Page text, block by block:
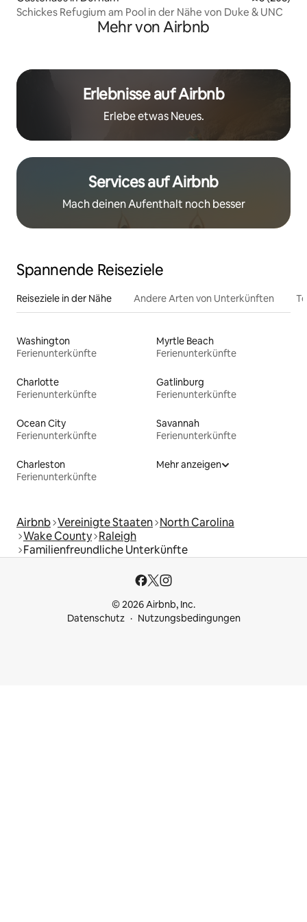
Schickes Refugium am Pool in der Nähe von Duke & UNC
Mehr von Airbnb
Erlebnisse auf Airbnb
Erlebe etwas Neues.
Services auf Airbnb
Mach deinen Aufenthalt noch besser
Spannende Reiseziele
Reiseziele in der Nähe Andere Arten von Unterkünften
Washington
Ferienunterkünfte
Myrtle Beach
Ferienunterkünfte
Charlotte
Ferienunterkünfte
Gatlinburg
Ferienunterkünfte
Ocean City
Ferienunterkünfte
Savannah
Ferienunterkünfte
Charleston
Ferienunterkünfte
Mehr anzeigen
Airbnb Vereinigte Staaten North Carolina
Wake County Raleigh
Familienfreundliche Unterkünfte
© 2026 Airbnb, Inc.
Datenschutz
Nutzungsbedingungen